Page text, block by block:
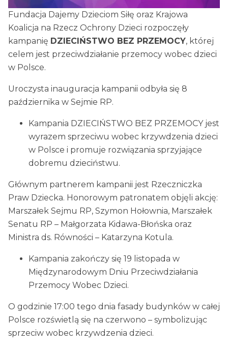
Fundacja Dajemy Dzieciom Siłę oraz Krajowa
Koalicja na Rzecz Ochrony Dzieci rozpoczęły
kampanię DZIECIŃSTWO BEZ PRZEMOCY, której
celem jest przeciwdziałanie przemocy wobec dzieci
w Polsce.
Uroczysta inauguracja kampanii odbyła się 8
października w Sejmie RP.
Kampania DZIECIŃSTWO BEZ PRZEMOCY jest
wyrazem sprzeciwu wobec krzywdzenia dzieci
w Polsce i promuje rozwiązania sprzyjające
dobremu dzieciństwu.
Głównym partnerem kampanii jest Rzeczniczka
Praw Dziecka. Honorowym patronatem objęli akcję:
Marszałek Sejmu RP, Szymon Hołownia, Marszałek
Senatu RP – Małgorzata Kidawa-Błońska oraz
Ministra ds. Równości – Katarzyna Kotula.
Kampania zakończy się 19 listopada w
Międzynarodowym Dniu Przeciwdziałania
Przemocy Wobec Dzieci.
O godzinie 17:00 tego dnia fasady budynków w całej
Polsce rozświetlą się na czerwono – symbolizując
sprzeciw wobec krzywdzenia dzieci.